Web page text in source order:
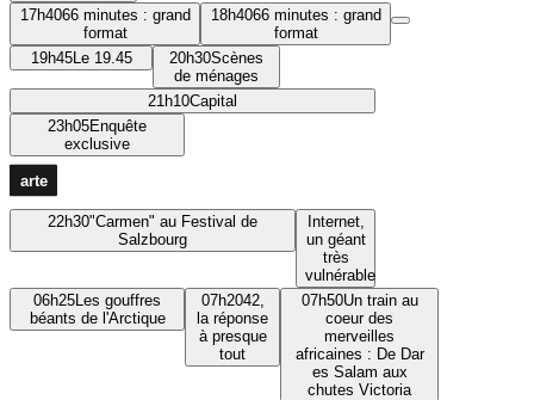
17h4066 minutes : grand
format
18h4066 minutes : grand
format
19h45Le 19.45 20h30Scènes
de ménages
21h10Capital
23h05Enquête
exclusive
22h30"Carmen" au Festival de
Salzbourg
Internet,
un géant
très
vulnérable
06h25Les gouffres
béants de l'Arctique
07h2042,
la réponse
à presque
tout
07h50Un train au
coeur des
merveilles
africaines : De Dar
es Salam aux
chutes Victoria